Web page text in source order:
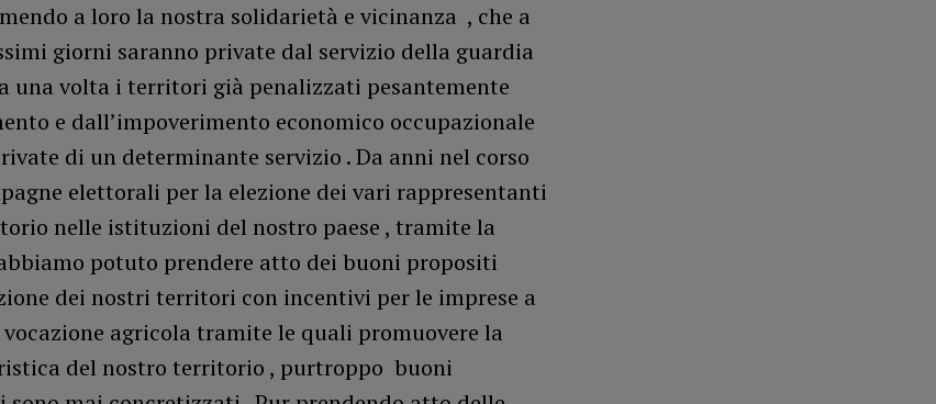
a loro la nostra solidarietà e vicinanza , che a
giorni saranno private dal servizio della guardia
una volta i territori già penalizzati pesantemente
e dall’impoverimento economico occupazionale
di un determinante servizio . Da anni nel corso
elettorali per la elezione dei vari rappresentanti
nelle istituzioni del nostro paese , tramite la
potuto prendere atto dei buoni propositi
dei nostri territori con incentivi per le imprese a
agricola tramite le quali promuovere la
del nostro territorio , purtroppo buoni